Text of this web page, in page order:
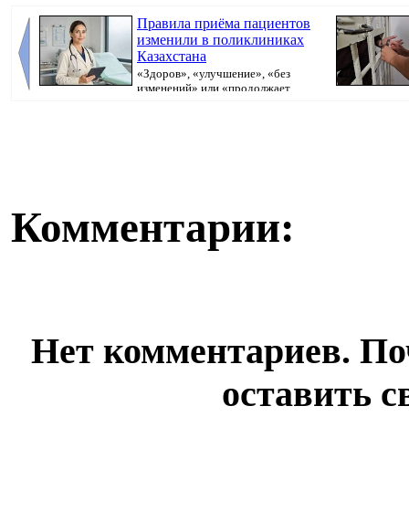
Правила приёма пациентов
изменили в поликлиниках
Казахстана
«Здоров», «улучшение», «без
изменений» или «продолжает
Комментарии:
Нет комментариев.
оставить